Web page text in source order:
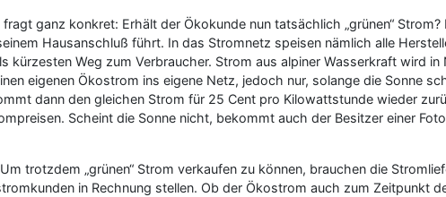
fragt ganz konkret: Erhält der Ökokunde nun tatsächlich „grünen“
Hausanschluß führt. In das Stromnetz speisen nämlich alle
kürzesten Weg zum Verbraucher. Strom aus alpiner Wasserkraft wird
eigenen Ökostrom ins eigene Netz, jedoch nur, solange die Sonne
dann den gleichen Strom für 25 Cent pro Kilowattstunde wieder
Scheint die Sonne nicht, bekommt auch der Besitzer einer
trotzdem „grünen“ Strom verkaufen zu können, brauchen die
in Rechnung stellen. Ob der Ökostrom auch zum Zeitpunkt